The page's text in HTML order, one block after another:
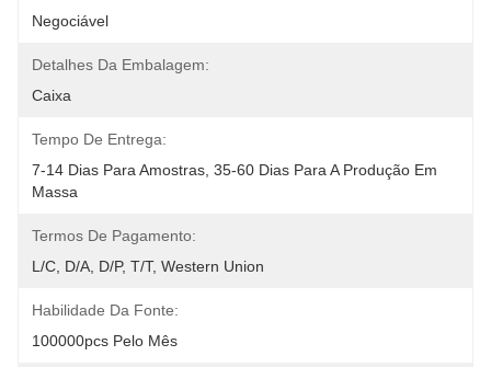
Negociável
Detalhes Da Embalagem:
Caixa
Tempo De Entrega:
7-14 Dias Para Amostras, 35-60 Dias Para A Produção Em
Massa
Termos De Pagamento:
L/C, D/A, D/P, T/T, Western Union
Habilidade Da Fonte:
100000pcs Pelo Mês